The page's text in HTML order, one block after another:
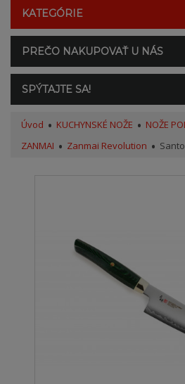
KATEGÓRIE
PREČO NAKUPOVAŤ U NÁS
SPÝTAJTE SA!
Úvod KUCHYNSKÉ NOŽE NOŽE
ZANMAI
Zanmai Revolution